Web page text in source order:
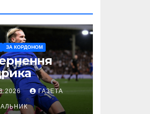
ЗА КОРДОНОМ
ГАЗЕТА